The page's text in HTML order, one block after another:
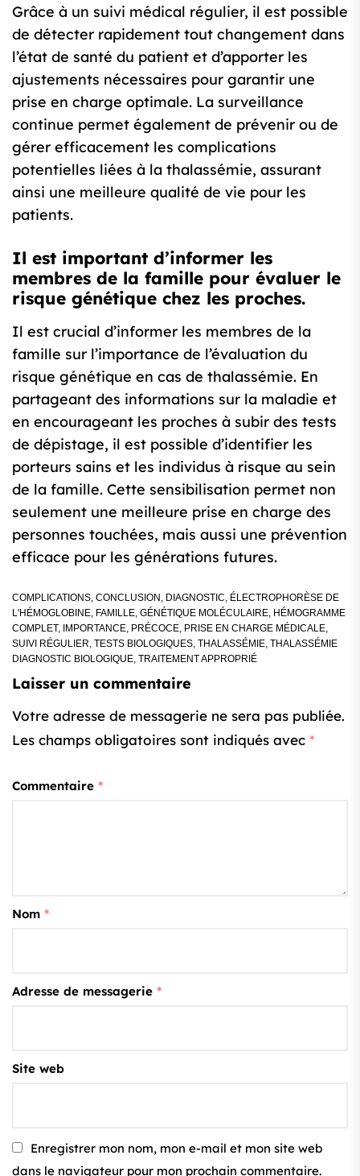
Grâce à un suivi médical régulier, il est possible
de détecter rapidement tout changement dans
l’état de santé du patient et d’apporter les
ajustements nécessaires pour garantir une
prise en charge optimale. La surveillance
continue permet également de prévenir ou de
gérer efficacement les complications
potentielles liées à la thalassémie, assurant
ainsi une meilleure qualité de vie pour les
patients.
Il est important d’informer les
membres de la famille pour évaluer le
risque génétique chez les proches.
Il est crucial d’informer les membres de la
famille sur l’importance de l’évaluation du
risque génétique en cas de thalassémie. En
partageant des informations sur la maladie et
en encourageant les proches à subir des tests
de dépistage, il est possible d’identifier les
porteurs sains et les individus à risque au sein
de la famille. Cette sensibilisation permet non
seulement une meilleure prise en charge des
personnes touchées, mais aussi une prévention
efficace pour les générations futures.
COMPLICATIONS, CONCLUSION , DIAGNOSTIC, ÉLECTROPHORÈSE DE
L'HÉMOGLOBINE, FAMILLE, GÉNÉTIQUE MOLÉCULAIRE, HÉMOGRAMME
COMPLET, IMPORTANCE, PRÉCOCE, PRISE EN CHARGE MÉDICALE,
SUIVI RÉGULIER, TESTS BIOLOGIQUES, THALASSÉMIE, THALASSÉMIE
DIAGNOSTIC BIOLOGIQUE, TRAITEMENT APPROPRIÉ
Laisser un commentaire
Votre adresse de messagerie ne sera pas publiée.
Les champs obligatoires sont indiqués avec *
Commentaire *
Nom *
Adresse de messagerie *
Site web
Enregistrer mon nom, mon e-mail et mon site web
dans le navigateur pour mon prochain commentaire.